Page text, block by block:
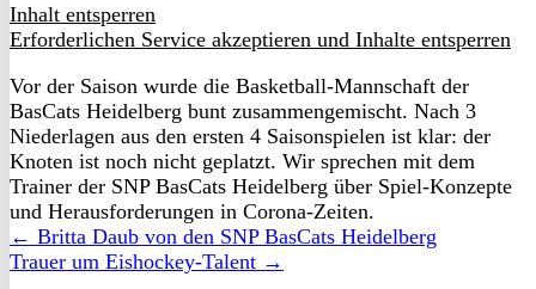
Inhalt entsperren
Erforderlichen Service akzeptieren und Inhalte entsperren
Vor der Saison wurde die Basketball-Mannschaft der
BasCats Heidelberg bunt zusammengemischt. Nach 3
Niederlagen aus den ersten 4 Saisonspielen ist klar: der
Knoten ist noch nicht geplatzt. Wir sprechen mit dem
Trainer der SNP BasCats Heidelberg über Spiel-Konzepte
und Herausforderungen in Corona-Zeiten.
← Britta Daub von den SNP BasCats Heidelberg
Trauer um Eishockey-Talent →